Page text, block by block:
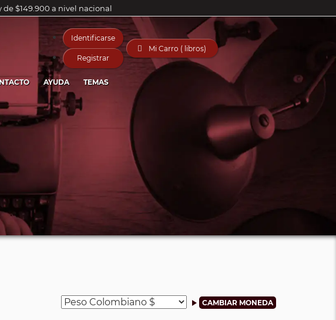
$149.900 a nivel nacional
Identificarse
Registrar
 Mi Carro ( libros)
AYUDA TEMAS